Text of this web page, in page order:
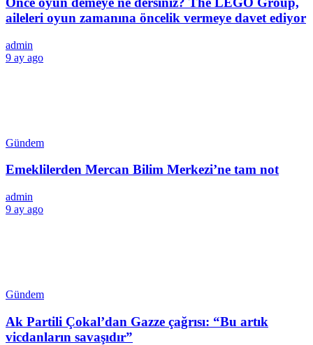
aileleri oyun zamanına öncelik vermeye davet ediyor
admin
9 ay ago
Gündem
Emeklilerden Mercan Bilim Merkezi’ne tam not
admin
9 ay ago
Gündem
Ak Partili Çokal’dan Gazze çağrısı: “Bu artık
vicdanların savaşıdır”